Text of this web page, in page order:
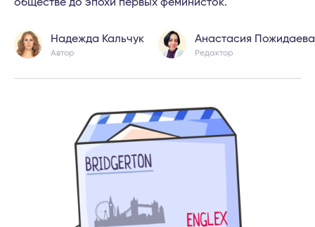
Надежда Кальчук
Автор
Анастасия Пожидаева
Редактор